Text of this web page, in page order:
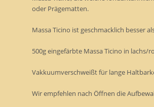
oder Prägematten.
Massa Ticino ist geschmacklich besser
500g eingefärbte Massa Ticino in lachs/
Vakkuumverschweißt für lange
Wir empfehlen nach Öffnen die